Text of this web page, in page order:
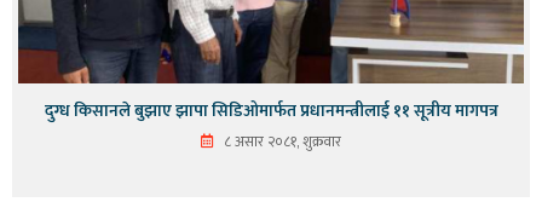
दुग्ध किसानले बुझाए झापा सिडिओमार्फत प्रधानमन्त्रीलाई ११ सूत्रीय मागपत्र
८ असार २०८१, शुक्रवार